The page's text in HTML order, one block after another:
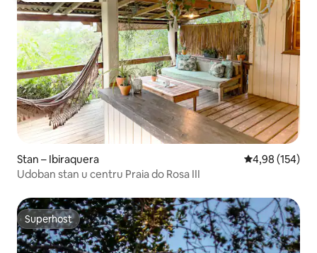
Stan – Ibiraquera Prosječna
4,98 (154)
Udoban stan u centru Praia do Rosa III
Superhost
Superhost